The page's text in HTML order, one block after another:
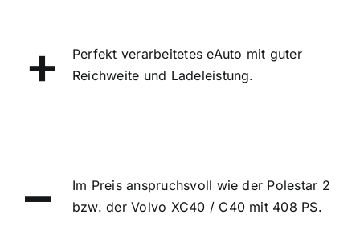
+
Perfekt verarbeitetes eAuto mit guter
Reichweite und Ladeleistung.
–
Im Preis anspruchsvoll wie der Polestar 2
bzw. der Volvo XC40 / C40 mit 408 PS.